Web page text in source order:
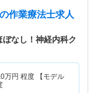
変になってきた場合な
ます。 【介護部門】 ●
問介護、訪問栄養指導
の作業療法士求人
なし！神経内科ク
万円 程度 【モデル